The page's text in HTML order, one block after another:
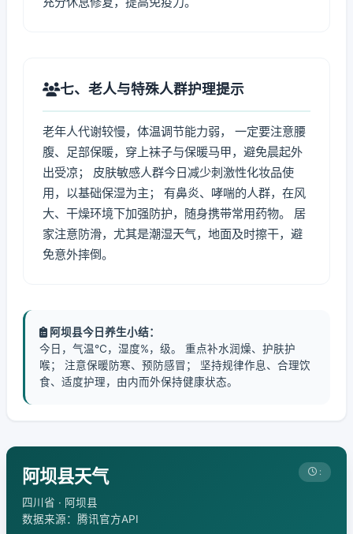
七、老人与特殊人群护理提示
老年人代谢较慢，体温调节能力弱， 一定要注意腰
腹、足部保暖，穿上袜子与保暖马甲，避免晨起外
出受凉； 皮肤敏感人群今日减少刺激性化妆品使
用，以基础保湿为主； 有鼻炎、哮喘的人群，在风
大、干燥环境下加强防护，随身携带常用药物。 居
家注意防滑，尤其是潮湿天气，地面及时擦干，避
免意外摔倒。
阿坝县今日养生小结：
今日，气温℃，湿度%，级。 重点补水润燥、护肤护
喉； 注意保暖防寒、预防感冒； 坚持规律作息、合理饮
食、适度护理，由内而外保持健康状态。
阿坝县天气
四川省 · 阿坝县
数据来源：腾讯官方API
: